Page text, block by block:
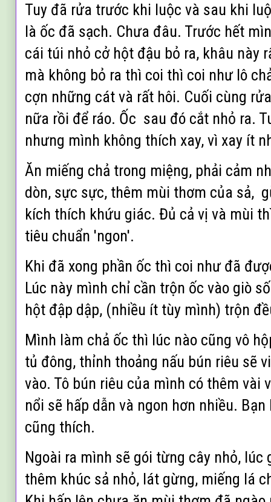
Tuy đã rửa trước khi luộc và sau khi
là ốc đã sạch. Chưa đâu. Trước hết
cái túi nhỏ cở hột đậu bỏ ra, khâu này
mà không bỏ ra thì coi thì coi như lô
cợn những cát và rất hôi. Cuối cùng
nữa rồi để ráo. Ốc sau đó cắt nhỏ ra.
nhưng mình không thích xay, vì xay ít
Ăn miếng chả trong miệng, phải cảm
dòn, sực sực, thêm mùi thơm của sả,
kích thích khứu giác. Đủ cả vị và mùi
tiêu chuẩn 'ngon'.
Khi đã xong phần ốc thì coi như đã
Lúc này mình chỉ cần trộn ốc vào giò
hột đập dập, (nhiều ít tùy mình) trộn
Mình làm chả ốc thì lúc nào cũng vô
tủ đông, thỉnh thoảng nấu bún riêu sẽ
vào. Tô bún riêu của mình có thêmvài
nổi sẽ hấp dẫn và ngon hơn nhiều. Bạn
cũng thích.
Ngoài ra mình sẽ gói từng cây nhỏ, lúc
thêm khúc sả nhỏ, lát gừng, miếng lá